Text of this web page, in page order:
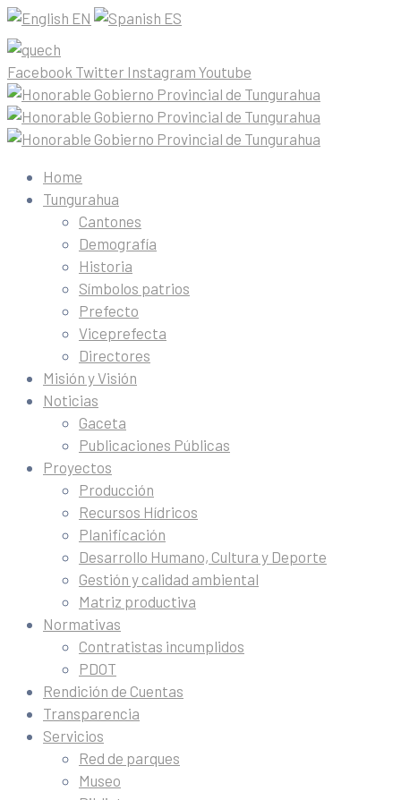
EN ES
Facebook Twitter Instagram Youtube
Home
Tungurahua
Cantones
Demografía
Historia
Símbolos patrios
Prefecto
Viceprefecta
Directores
Misión y Visión
Noticias
Gaceta
Publicaciones Públicas
Proyectos
Producción
Recursos Hídricos
Planificación
Desarrollo Humano, Cultura y Deporte
Gestión y calidad ambiental
Matriz productiva
Normativas
Contratistas incumplidos
PDOT
Rendición de Cuentas
Transparencia
Servicios
Red de parques
Museo